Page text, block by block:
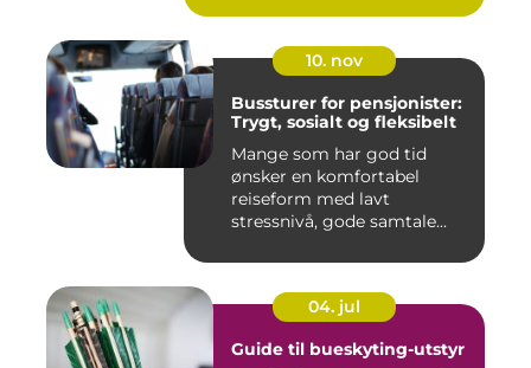
10. nov
Bussturer for pensjonister:
Trygt, sosialt og fleksibelt
Mange som har god tid
ønsker en komfortabel
reiseform med lavt
stressnivå, gode samtale...
04. jul
Guide til bueskyting-utstyr